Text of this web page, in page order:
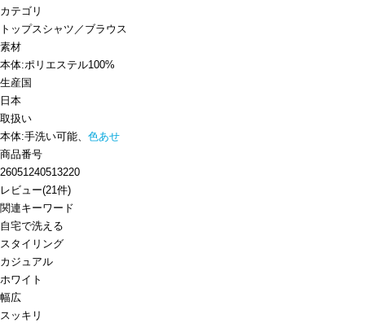
カテゴリ
トップスシャツ／ブラウス
素材
本体:ポリエステル100%
生産国
日本
取扱い
本体:手洗い可能、 色あせ
商品番号
26051240513220
レビュー(21件)
関連キーワード
自宅で洗える
スタイリング
カジュアル
ホワイト
幅広
スッキリ